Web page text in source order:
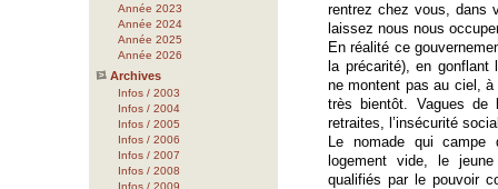
Année 2023
Année 2024
Année 2025
Année 2026
Archives
Infos / 2003
Infos / 2004
Infos / 2005
Infos / 2006
Infos / 2007
Infos / 2008
Infos / 2009
rentrez chez vous, dans
laissez nous nous
En réalité ce
la précarité), en
ne montent pas au ciel, à
très bientôt. Vagues de
retraites, l’insécurité
Le nomade qui
logement vide, le
qualifiés par le pouvoir